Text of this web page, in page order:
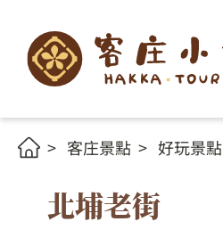
客庄景點 好玩景點
北埔老街